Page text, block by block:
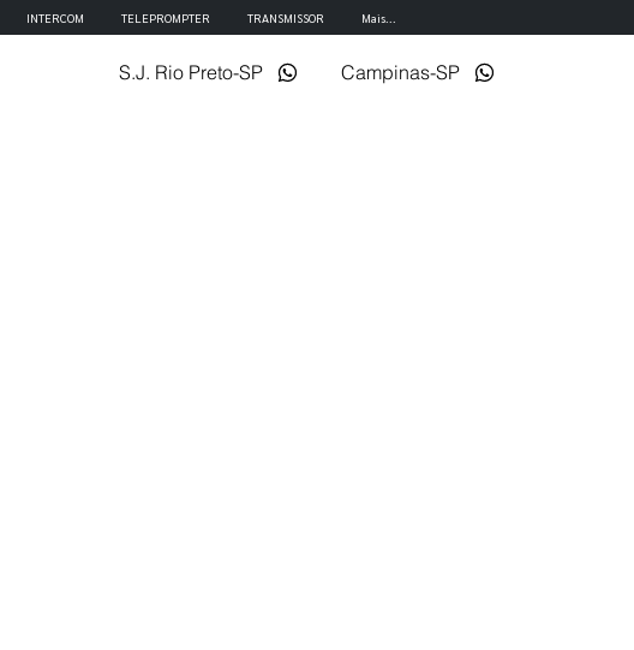
INTERCOM TELEPROMPTER TRANSMISSOR Mais...
S.J. Rio Preto-SP Campinas-SP